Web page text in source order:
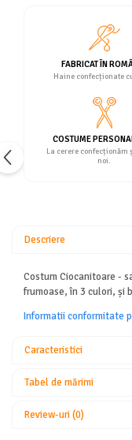
FABRICAT ÎN
Haine confecționate
COSTUME
La cerere confecționăm
noi.
Descriere
Costum Ciocanitoare -
frumoase, în 3 culori, și
Informatii conformitate
Caracteristici
Tabel de mărimi
Review-uri(0)